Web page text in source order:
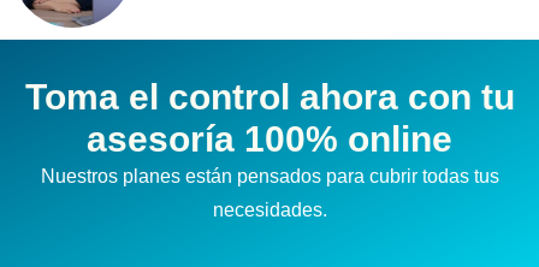
Toma el control ahora con tu
asesoría 100% online
Nuestros planes están pensados para cubrir todas tus
necesidades.